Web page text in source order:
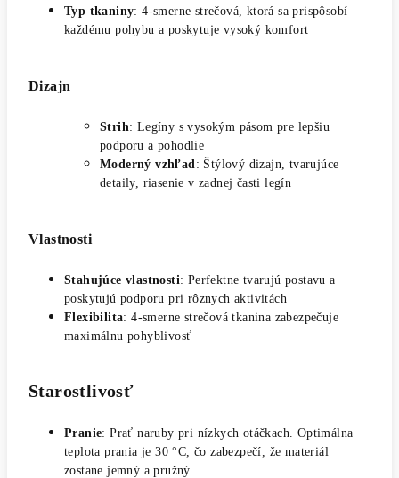
Typ tkaniny: 4-smerne strečová, ktorá sa prispôsobí
každému pohybu a poskytuje vysoký komfort
Dizajn
Strih: Legíny s vysokým pásom pre lepšiu
podporu a pohodlie
Moderný vzhľad : Štýlový dizajn, tvarujúce
detaily, riasenie v zadnej časti legín
Vlastnosti
Stahujúce vlastnosti: Perfektne tvarujú postavu a
poskytujú podporu pri rôznych aktivitách
Flexibilita: 4-smerne strečová tkanina zabezpečuje
maximálnu pohyblivosť
Starostlivosť
Pranie: Prať naruby pri nízkych otáčkach. Optimálna
teplota prania je 30 °C, čo zabezpečí, že materiál
zostane jemný a pružný.